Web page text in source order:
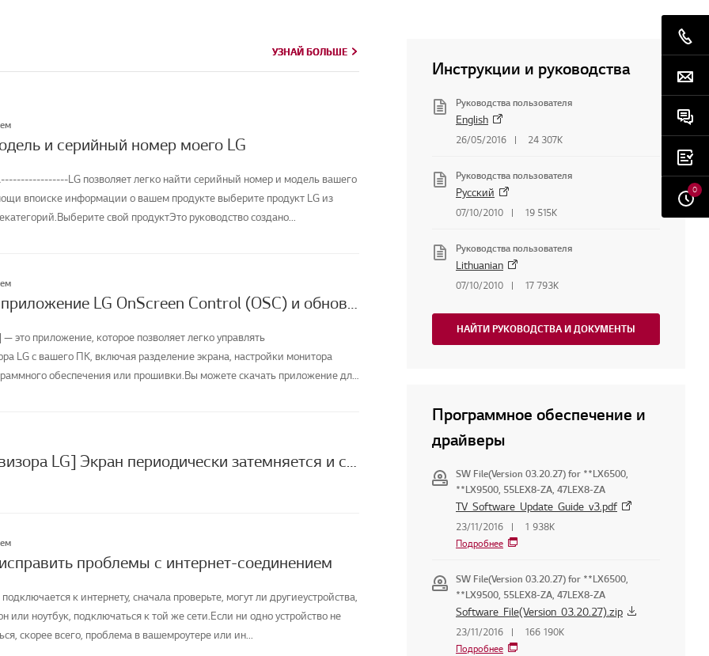
УЗНАЙ БОЛЬШЕ
и серийный номер моего LG
LG позволяет легко найти серийный номер и модель вашего
впоиске информации о вашем продукте выберите продукт LG из
свой продуктЭто руководство создано...
Как скачать приложение LG OnScreen Control (OSC) и обновить программное обеспечение или прошивку мониторов
это приложение, которое позволяет легко управлять
LG с вашего ПК, включая разделение экрана, настройки монитора
обеспечения или прошивки.Вы можете скачать приложение для
[Экран телевизора LG] Экран периодически затемняется и становится ярче
проблемы с интернет-соединением
к интернету, сначала проверьте, могут ли другиеустройства,
или ноутбук, подключаться к той же сети.Если ни одно устройство не
скорее всего, проблема в вашемроутере или ин...
УЗНАЙ БОЛЬШЕ
Инструкции и руководства
Руководства пользователя
English
26/05/2016 24 307K
Руководства пользователя
Русский
07/10/2010 19 515K
Руководства пользователя
Lithuanian
07/10/2010 17 793K
НАЙТИ РУКОВОДСТВА И ДОКУМЕНТЫ
Программное обеспечение и
драйверы
SW File(Version 03.20.27) for **LX6500,
**LX9500, 55LEX8-ZA, 47LEX8-ZA
TV_Software_Update_Guide_v3.pdf
23/11/2016
1 938K
Подробнее
SW File(Version 03.20.27) for **LX6500,
**LX9500, 55LEX8-ZA, 47LEX8-ZA
Software_File(Version_03.20.27).zip
23/11/2016
166 190K
Подробнее
0